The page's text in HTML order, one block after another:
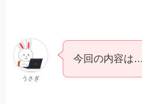
うさぎ
今回の内容は…